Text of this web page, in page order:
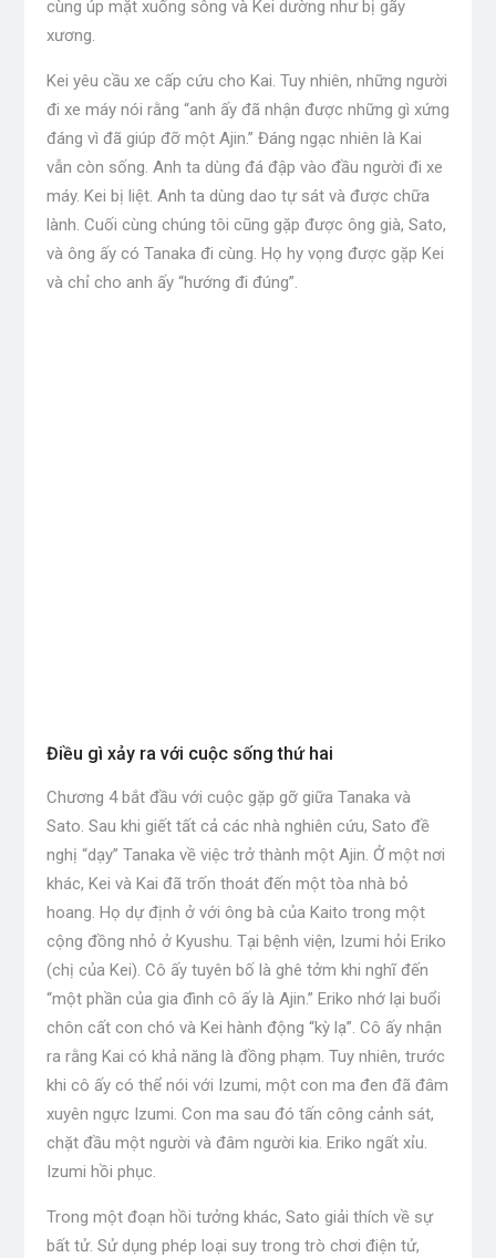
cùng úp mặt xuống sông và Kei dường như bị gãy
xương.
Kei yêu cầu xe cấp cứu cho Kai. Tuy nhiên, những người
đi xe máy nói rằng “anh ấy đã nhận được những gì xứng
đáng vì đã giúp đỡ một Ajin.” Đáng ngạc nhiên là Kai
vẫn còn sống. Anh ta dùng đá đập vào đầu người đi xe
máy. Kei bị liệt. Anh ta dùng dao tự sát và được chữa
lành. Cuối cùng chúng tôi cũng gặp được ông già, Sato,
và ông ấy có Tanaka đi cùng. Họ hy vọng được gặp Kei
và chỉ cho anh ấy “hướng đi đúng”.
Điều gì xảy ra với cuộc sống thứ hai
Chương 4 bắt đầu với cuộc gặp gỡ giữa Tanaka và
Sato. Sau khi giết tất cả các nhà nghiên cứu, Sato đề
nghị “dạy” Tanaka về việc trở thành một Ajin. Ở một nơi
khác, Kei và Kai đã trốn thoát đến một tòa nhà bỏ
hoang. Họ dự định ở với ông bà của Kaito trong một
cộng đồng nhỏ ở Kyushu. Tại bệnh viện, Izumi hỏi Eriko
(chị của Kei). Cô ấy tuyên bố là ghê tởm khi nghĩ đến
“một phần của gia đình cô ấy là Ajin.” Eriko nhớ lại buổi
chôn cất con chó và Kei hành động “kỳ lạ”. Cô ấy nhận
ra rằng Kai có khả năng là đồng phạm. Tuy nhiên, trước
khi cô ấy có thể nói với Izumi, một con ma đen đã đâm
xuyên ngực Izumi. Con ma sau đó tấn công cảnh sát,
chặt đầu một người và đâm người kia. Eriko ngất xỉu.
Izumi hồi phục.
Trong một đoạn hồi tưởng khác, Sato giải thích về sự
bất tử. Sử dụng phép loại suy trong trò chơi điện tử,